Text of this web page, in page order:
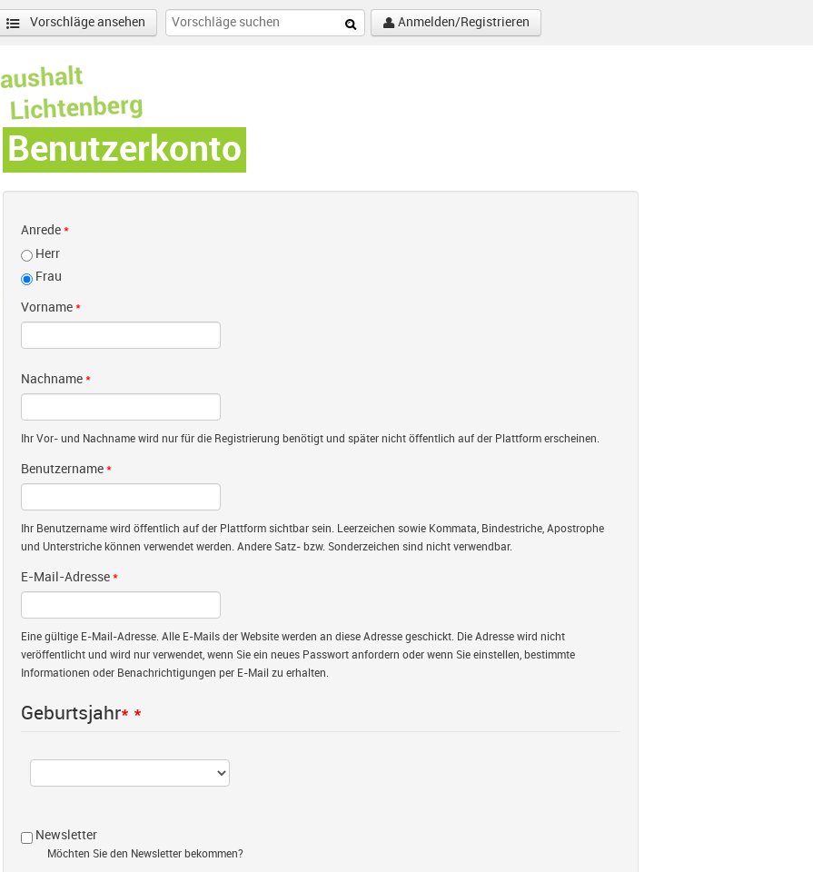
Vorschläge ansehen Anmelden/Registrieren
Benutzerkonto
Anrede *
Herr
Frau
Vorname *
Nachname *
Ihr Vor- und Nachname wird nur für die Registrierung benötigt und später nicht öffentlich auf der Plattform erscheinen.
Benutzername *
Ihr Benutzername wird öffentlich auf der Plattform sichtbar sein. Leerzeichen sowie Kommata, Bindestriche, Apostrophe
und Unterstriche können verwendet werden. Andere Satz- bzw. Sonderzeichen sind nicht verwendbar.
E-Mail-Adresse *
Eine gültige E-Mail-Adresse. Alle E-Mails der Website werden an diese Adresse geschickt. Die Adresse wird nicht
veröffentlicht und wird nur verwendet, wenn Sie ein neues Passwort anfordern oder wenn Sie einstellen, bestimmte
Informationen oder Benachrichtigungen per E-Mail zu erhalten.
Geburtsjahr* *
Newsletter
Möchten Sie den Newsletter bekommen?